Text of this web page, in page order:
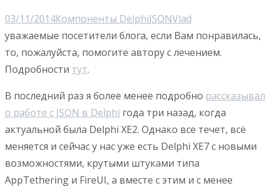
03/11/2014Компоненты DelphiJSONVlad
уважаемые посетители блога, если Вам понравилась,
то, пожалуйста, помогите автору с лечением.
Подробности тут.
В последний раз я более менее подробно рассказывал
о работе с JSON в Delphi года три назад, когда
актуальной была Delphi XE2. Однако все течет, всё
меняется и сейчас у нас уже есть Delphi XE7 с новыми
возможностями, крутыми штуками типа
AppTethering и FireUI, а вместе с этим и с менее